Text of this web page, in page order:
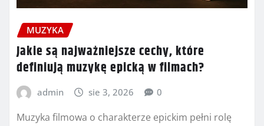
MUZYKA
Jakie są najważniejsze cechy, które
definiują muzykę epicką w filmach?
admin sie 3, 2026 0
Muzyka filmowa o charakterze epickim pełni rolę